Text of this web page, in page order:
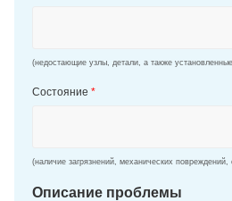
(недостающие узлы, детали, а также
Состояние *
(наличие загрязнений, механических
Описание проблемы